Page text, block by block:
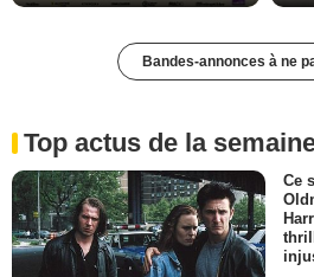
Bandes-annonces à ne
Top actus de la
Ce